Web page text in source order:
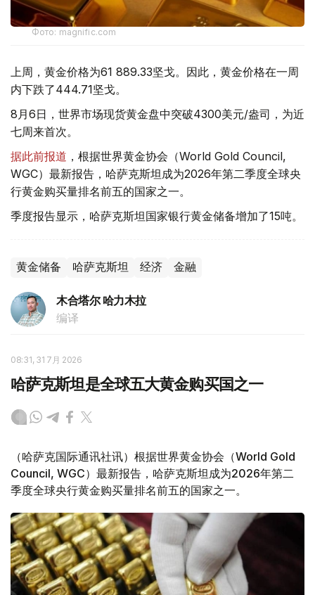
Фото: magnific.com
上周，黄金价格为61 889.33坚戈。因此，黄金价格在一周
内下跌了444.71坚戈。
8月6日，世界市场现货黄金盘中突破4300美元/盎司，为近
七周来首次。
据此前报道 ，根据世界黄金协会（World Gold Council,
WGC）最新报告，哈萨克斯坦成为2026年第二季度全球央
行黄金购买量排名前五的国家之一。
季度报告显示，哈萨克斯坦国家银行黄金储备增加了15吨。
黄金储备 哈萨克斯坦 经济 金融
木合塔尔 哈力木拉
编译
08:31, 31 7月 2026
哈萨克斯坦是全球五大黄金购买国之一
（哈萨克国际通讯社讯）根据世界黄金协会（World Gold
Council, WGC）最新报告，哈萨克斯坦成为2026年第二
季度全球央行黄金购买量排名前五的国家之一。